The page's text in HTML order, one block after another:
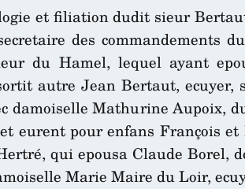
et filiation dudit sieur
des commandements
du Hamel, lequel ayant
autre Jean Bertaut, ecuyer,
damoiselle Mathurine Aupoix,
eurent pour enfans François
qui epousa Claude Borel,
Marie Maire du Loir,